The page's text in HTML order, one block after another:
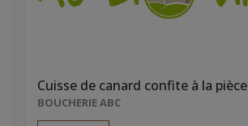
Cuisse de canard confite à la pièce
BOUCHERIE ABC